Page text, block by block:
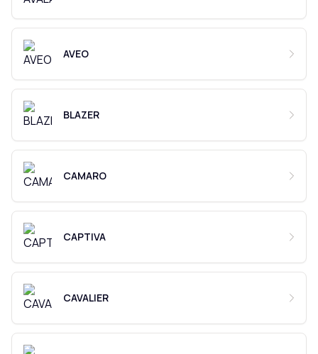
AVEO
BLAZER
CAMARO
CAPTIVA
CAVALIER